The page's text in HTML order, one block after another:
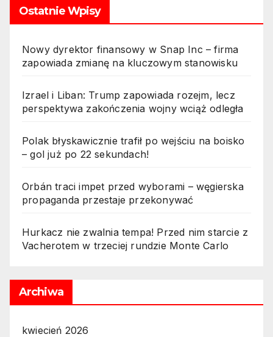
Ostatnie Wpisy
Nowy dyrektor finansowy w Snap Inc – firma
zapowiada zmianę na kluczowym stanowisku
Izrael i Liban: Trump zapowiada rozejm, lecz
perspektywa zakończenia wojny wciąż odległa
Polak błyskawicznie trafił po wejściu na boisko
– gol już po 22 sekundach!
Orbán traci impet przed wyborami – węgierska
propaganda przestaje przekonywać
Hurkacz nie zwalnia tempa! Przed nim starcie z
Vacherotem w trzeciej rundzie Monte Carlo
Archiwa
kwiecień 2026